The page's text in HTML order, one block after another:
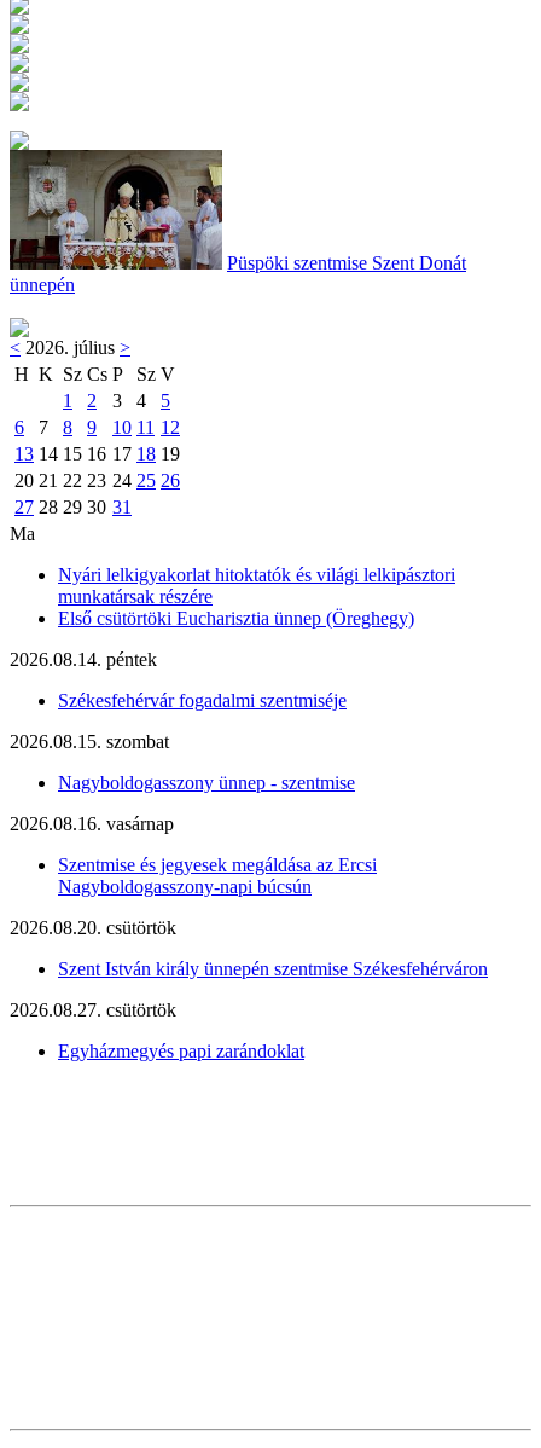
Püspöki szentmise Szent Donát
ünnepén
< 2026. július >
H K Sz Cs P Sz V
1
2 3 4
5
6
7 8 9 10 11 12
13 14 15 16 17 18 19
20 21 22 23 24 25 26
27 28 29 30 31
Ma
Nyári lelkigyakorlat hitoktatók és világi lelkipásztori
munkatársak részére
Első csütörtöki Eucharisztia ünnep (Öreghegy)
2026.08.14. péntek
Székesfehérvár fogadalmi szentmiséje
2026.08.15. szombat
Nagyboldogasszony ünnep - szentmise
2026.08.16. vasárnap
Szentmise és jegyesek megáldása az Ercsi
Nagyboldogasszony-napi búcsún
2026.08.20. csütörtök
Szent István király ünnepén szentmise Székesfehérváron
2026.08.27. csütörtök
Egyházmegyés papi zarándoklat